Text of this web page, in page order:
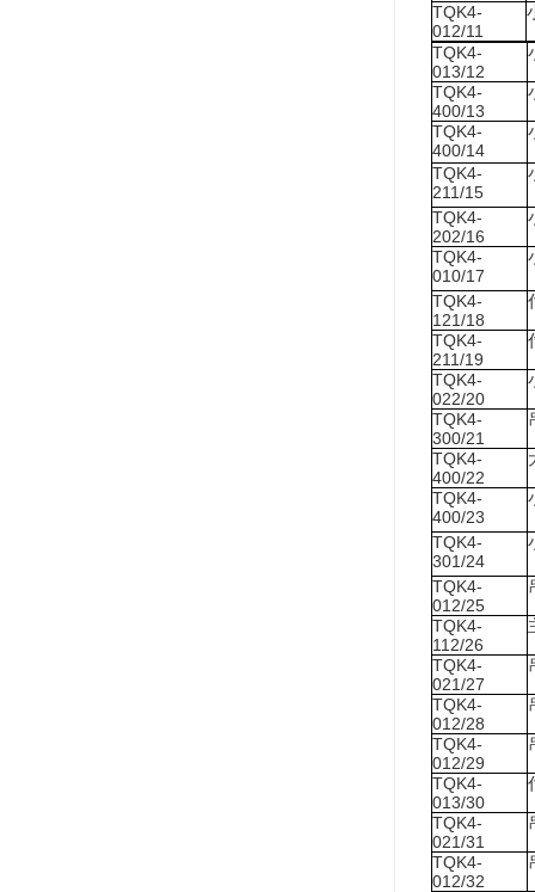
TQK4-
012/11
TQK4-
013/12
TQK4-
400/13
TQK4-
400/14
TQK4-
211/15
TQK4-
202/16
TQK4-
010/17
TQK4-
121/18
TQK4-
211/19
TQK4-
022/20
TQK4-
300/21
TQK4-
400/22
TQK4-
400/23
TQK4-
301/24
TQK4-
012/25
TQK4-
112/26
TQK4-
021/27
TQK4-
012/28
TQK4-
012/29
TQK4-
013/30
TQK4-
021/31
TQK4-
012/32